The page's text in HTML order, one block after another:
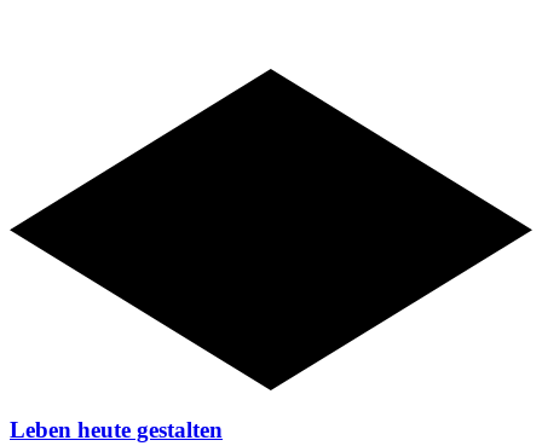
Leben heute gestalten